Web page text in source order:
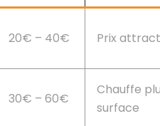
20€ – 40€ Prix
30€ – 60€
Chauffe
surface